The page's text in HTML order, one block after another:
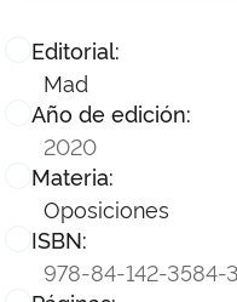
Editorial:
Mad
Año de edición:
2020
Materia:
Oposiciones
ISBN:
978-84-142-3584-3